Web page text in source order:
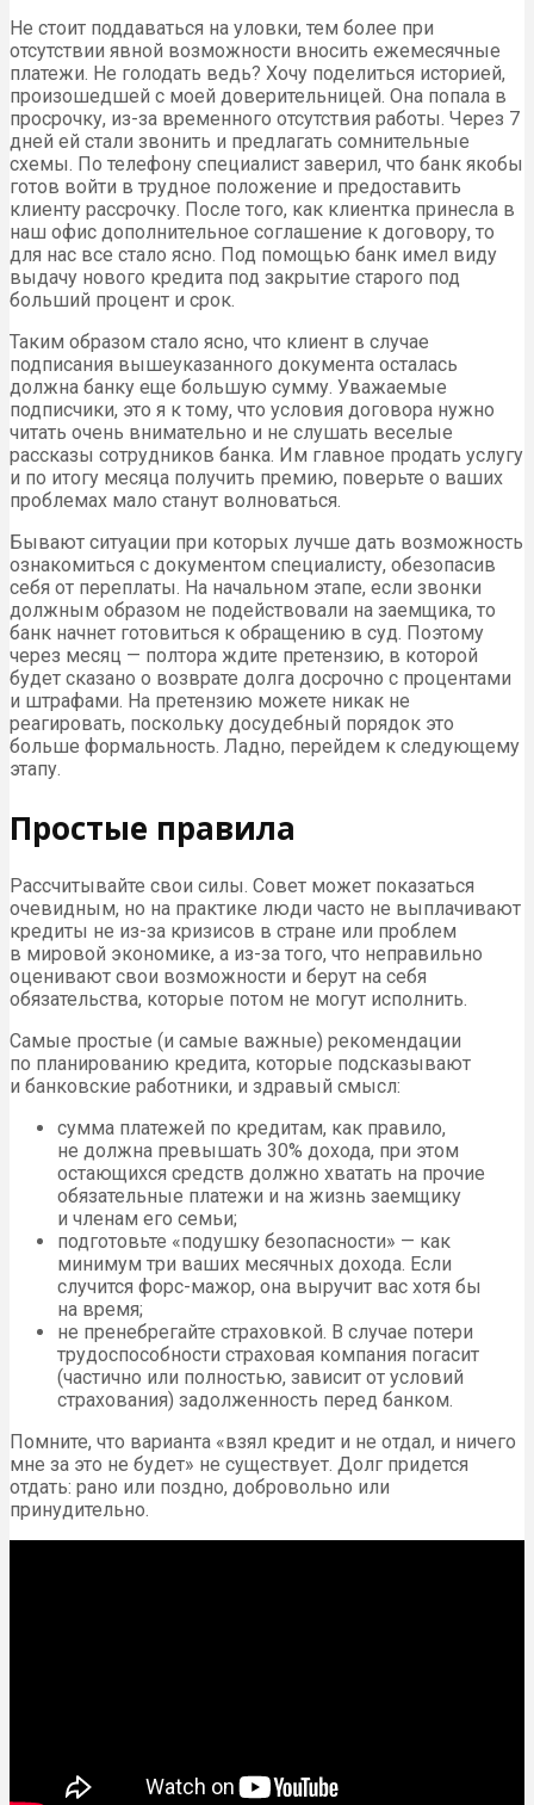
Не стоит поддаваться на уловки, тем более при
отсутствии явной возможности вносить ежемесячные
платежи. Не голодать ведь? Хочу поделиться историей,
произошедшей с моей доверительницей. Она попала в
просрочку, из-за временного отсутствия работы. Через 7
дней ей стали звонить и предлагать сомнительные
схемы. По телефону специалист заверил, что банк якобы
готов войти в трудное положение и предоставить
клиенту рассрочку. После того, как клиентка принесла в
наш офис дополнительное соглашение к договору, то
для нас все стало ясно. Под помощью банк имел виду
выдачу нового кредита под закрытие старого под
больший процент и срок.
Таким образом стало ясно, что клиент в случае
подписания вышеуказанного документа осталась
должна банку еще большую сумму. Уважаемые
подписчики, это я к тому, что условия договора нужно
читать очень внимательно и не слушать веселые
рассказы сотрудников банка. Им главное продать услугу
и по итогу месяца получить премию, поверьте о ваших
проблемах мало станут волноваться.
Бывают ситуации при которых лучше дать возможность
ознакомиться с документом специалисту, обезопасив
себя от переплаты. На начальном этапе, если звонки
должным образом не подействовали на заемщика, то
банк начнет готовиться к обращению в суд. Поэтому
через месяц — полтора ждите претензию, в которой
будет сказано о возврате долга досрочно с процентами
и штрафами. На претензию можете никак не
реагировать, поскольку досудебный порядок это
больше формальность. Ладно, перейдем к следующему
этапу.
Простые правила
Рассчитывайте свои силы. Совет может показаться
очевидным, но на практике люди часто не выплачивают
кредиты не из-за кризисов в стране или проблем
в мировой экономике, а из-за того, что неправильно
оценивают свои возможности и берут на себя
обязательства, которые потом не могут исполнить.
Самые простые (и самые важные) рекомендации
по планированию кредита, которые подсказывают
и банковские работники, и здравый смысл:
сумма платежей по кредитам, как правило,
не должна превышать 30% дохода, при этом
остающихся средств должно хватать на прочие
обязательные платежи и на жизнь заемщику
и членам его семьи;
подготовьте «подушку безопасности» — как
минимум три ваших месячных дохода. Если
случится форс-мажор, она выручит вас хотя бы
на время;
не пренебрегайте страховкой. В случае потери
трудоспособности страховая компания погасит
(частично или полностью, зависит от условий
страхования) задолженность перед банком.
Помните, что варианта «взял кредит и не отдал, и ничего
мне за это не будет» не существует. Долг придется
отдать: рано или поздно, добровольно или
принудительно.